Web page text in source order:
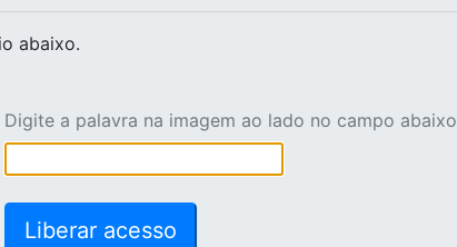
abaixo.
Digite a palavra na imagem ao lado no campo abaixo